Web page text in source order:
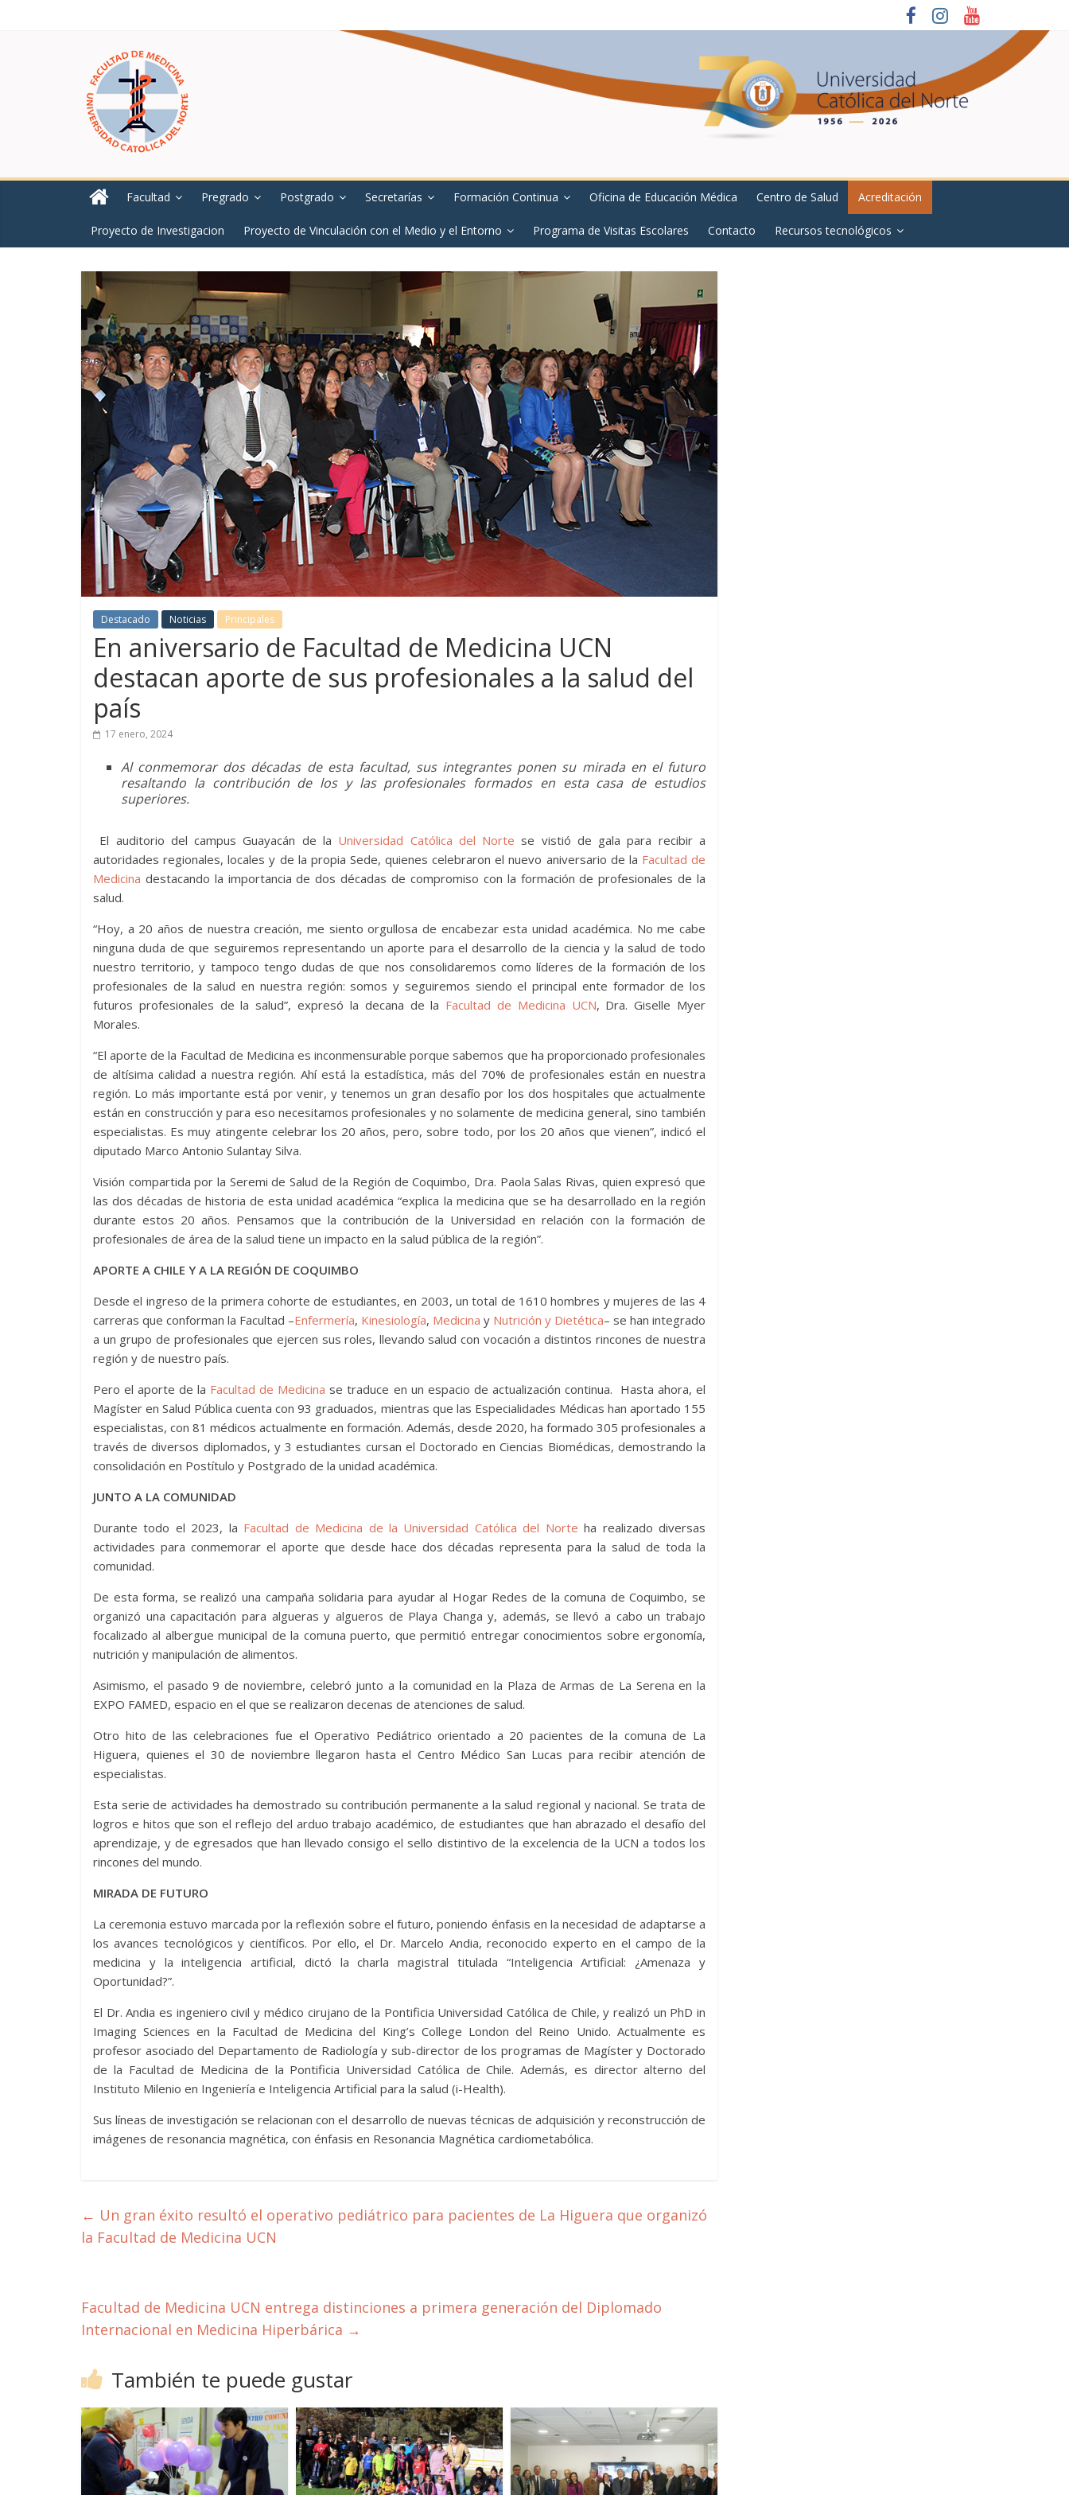
Facultad Pregrado Postgrado Secretarías Formación Continua Oficina de Educación Médica Centro de Salud Acreditación
Proyecto de Investigacion Proyecto de Vinculación con el Medio y el Entorno Programa de Visitas Escolares Contacto Recursos tecnológicos
Destacado Noticias Principales
En aniversario de Facultad de Medicina UCN
destacan aporte de sus profesionales a la salud del
país
17 enero, 2024
Al conmemorar dos décadas de esta facultad, sus integrantes ponen su mirada en el futuro
resaltando la contribución de los y las profesionales formados en esta casa de estudios
superiores.
El auditorio del campus Guayacán de la Universidad Católica del Norte se vistió de gala para recibir a
autoridades regionales, locales y de la propia Sede, quienes celebraron el nuevo aniversario de la Facultad de
Medicina destacando la importancia de dos décadas de compromiso con la formación de profesionales de la
salud.
“Hoy, a 20 años de nuestra creación, me siento orgullosa de encabezar esta unidad académica. No me cabe
ninguna duda de que seguiremos representando un aporte para el desarrollo de la ciencia y la salud de todo
nuestro territorio, y tampoco tengo dudas de que nos consolidaremos como líderes de la formación de los
profesionales de la salud en nuestra región: somos y seguiremos siendo el principal ente formador de los
futuros profesionales de la salud”, expresó la decana de la Facultad de Medicina UCN, Dra. Giselle Myer
Morales.
“El aporte de la Facultad de Medicina es inconmensurable porque sabemos que ha proporcionado profesionales
de altísima calidad a nuestra región. Ahí está la estadística, más del 70% de profesionales están en nuestra
región. Lo más importante está por venir, y tenemos un gran desafío por los dos hospitales que actualmente
están en construcción y para eso necesitamos profesionales y no solamente de medicina general, sino también
especialistas. Es muy atingente celebrar los 20 años, pero, sobre todo, por los 20 años que vienen”, indicó el
diputado Marco Antonio Sulantay Silva.
Visión compartida por la Seremi de Salud de la Región de Coquimbo, Dra. Paola Salas Rivas, quien expresó que
las dos décadas de historia de esta unidad académica “explica la medicina que se ha desarrollado en la región
durante estos 20 años. Pensamos que la contribución de la Universidad en relación con la formación de
profesionales de área de la salud tiene un impacto en la salud pública de la región”.
APORTE A CHILE Y A LA REGIÓN DE COQUIMBO
Desde el ingreso de la primera cohorte de estudiantes, en 2003, un total de 1610 hombres y mujeres de las 4
carreras que conforman la Facultad –Enfermería, Kinesiología, Medicina y Nutrición y Dietética– se han integrado
a un grupo de profesionales que ejercen sus roles, llevando salud con vocación a distintos rincones de nuestra
región y de nuestro país.
Pero el aporte de la Facultad de Medicina se traduce en un espacio de actualización continua. Hasta ahora, el
Magíster en Salud Pública cuenta con 93 graduados, mientras que las Especialidades Médicas han aportado 155
especialistas, con 81 médicos actualmente en formación. Además, desde 2020, ha formado 305 profesionales a
través de diversos diplomados, y 3 estudiantes cursan el Doctorado en Ciencias Biomédicas, demostrando la
consolidación en Postítulo y Postgrado de la unidad académica.
JUNTO A LA COMUNIDAD
Durante todo el 2023, la Facultad de Medicina de la Universidad Católica del Norte ha realizado diversas
actividades para conmemorar el aporte que desde hace dos décadas representa para la salud de toda la
comunidad.
De esta forma, se realizó una campaña solidaria para ayudar al Hogar Redes de la comuna de Coquimbo, se
organizó una capacitación para algueras y algueros de Playa Changa y, además, se llevó a cabo un trabajo
focalizado al albergue municipal de la comuna puerto, que permitió entregar conocimientos sobre ergonomía,
nutrición y manipulación de alimentos.
Asimismo, el pasado 9 de noviembre, celebró junto a la comunidad en la Plaza de Armas de La Serena en la
EXPO FAMED, espacio en el que se realizaron decenas de atenciones de salud.
Otro hito de las celebraciones fue el Operativo Pediátrico orientado a 20 pacientes de la comuna de La
Higuera, quienes el 30 de noviembre llegaron hasta el Centro Médico San Lucas para recibir atención de
especialistas.
Esta serie de actividades ha demostrado su contribución permanente a la salud regional y nacional. Se trata de
logros e hitos que son el reflejo del arduo trabajo académico, de estudiantes que han abrazado el desafío del
aprendizaje, y de egresados que han llevado consigo el sello distintivo de la excelencia de la UCN a todos los
rincones del mundo.
MIRADA DE FUTURO
La ceremonia estuvo marcada por la reflexión sobre el futuro, poniendo énfasis en la necesidad de adaptarse a
los avances tecnológicos y científicos. Por ello, el Dr. Marcelo Andia, reconocido experto en el campo de la
medicina y la inteligencia artificial, dictó la charla magistral titulada “Inteligencia Artificial: ¿Amenaza y
Oportunidad?”.
El Dr. Andia es ingeniero civil y médico cirujano de la Pontificia Universidad Católica de Chile, y realizó un PhD in
Imaging Sciences en la Facultad de Medicina del King’s College London del Reino Unido. Actualmente es
profesor asociado del Departamento de Radiología y sub-director de los programas de Magíster y Doctorado
de la Facultad de Medicina de la Pontificia Universidad Católica de Chile. Además, es director alterno del
Instituto Milenio en Ingeniería e Inteligencia Artificial para la salud (i-Health).
Sus líneas de investigación se relacionan con el desarrollo de nuevas técnicas de adquisición y reconstrucción de
imágenes de resonancia magnética, con énfasis en Resonancia Magnética cardiometabólica.
← Un gran éxito resultó el operativo pediátrico para pacientes de La Higuera que organizó
la Facultad de Medicina UCN
Facultad de Medicina UCN entrega distinciones a primera generación del Diplomado
Internacional en Medicina Hiperbárica →
También te puede gustar